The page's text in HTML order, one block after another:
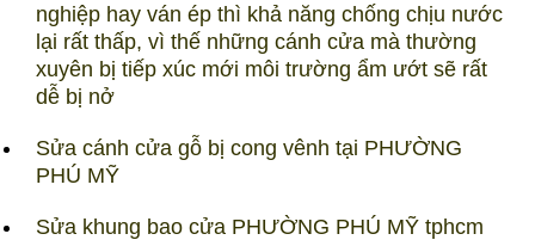
nghiệp hay ván ép thì khả năng chống chịu nước
lại rất thấp, vì thế những cánh cửa mà thường
xuyên bị tiếp xúc mới môi trường ẩm ướt sẽ rất
dễ bị nở
Sửa cánh cửa gỗ bị cong vênh tại PHƯỜNG
PHÚ MỸ
Sửa khung bao cửa PHƯỜNG PHÚ MỸ tphcm